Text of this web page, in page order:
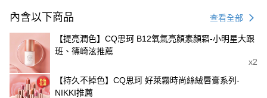
內含以下商品 查看全部
【提亮潤色】CQ思珂 B12氧氣亮顏素顏霜-小明星大跟
班、篠崎泫推薦
x2
【持久不掉色】CQ思珂 好萊霧時尚絲絨唇膏系列-
NIKKI推薦